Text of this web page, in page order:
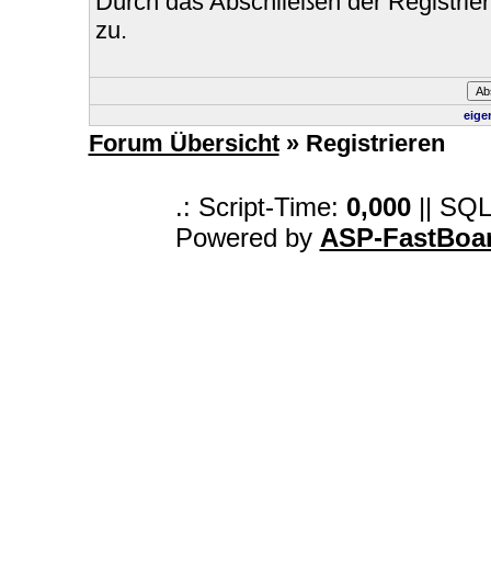
zu.
Forum Übersicht» Registrieren
.: Script-Time: 0,000||
Powered by ASP-